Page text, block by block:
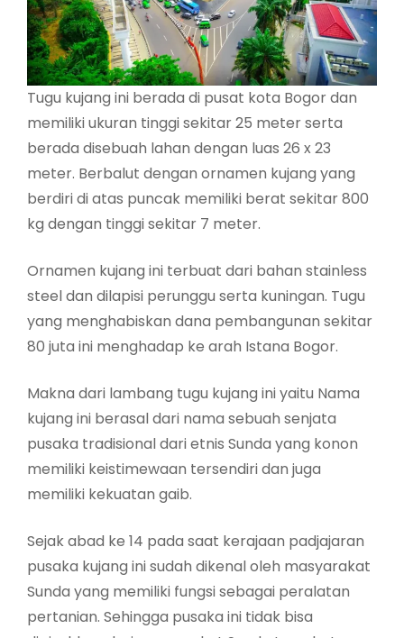
Tugu kujang ini berada di pusat kota Bogor dan
memiliki ukuran tinggi sekitar 25 meter serta
berada disebuah lahan dengan luas 26 x 23
meter. Berbalut dengan ornamen kujang yang
berdiri di atas puncak memiliki berat sekitar 800
kg dengan tinggi sekitar 7 meter.
Ornamen kujang ini terbuat dari bahan stainless
steel dan dilapisi perunggu serta kuningan. Tugu
yang menghabiskan dana pembangunan sekitar
80 juta ini menghadap ke arah Istana Bogor.
Makna dari lambang tugu kujang ini yaitu Nama
kujang ini berasal dari nama sebuah senjata
pusaka tradisional dari etnis Sunda yang konon
memiliki keistimewaan tersendiri dan juga
memiliki kekuatan gaib.
Sejak abad ke 14 pada saat kerajaan padjajaran
pusaka kujang ini sudah dikenal oleh masyarakat
Sunda yang memiliki fungsi sebagai peralatan
pertanian. Sehingga pusaka ini tidak bisa